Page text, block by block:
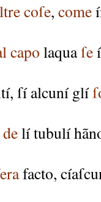
coſe, come
capo laquaſe
, ſí alcuní glí
delítubulí
facto,